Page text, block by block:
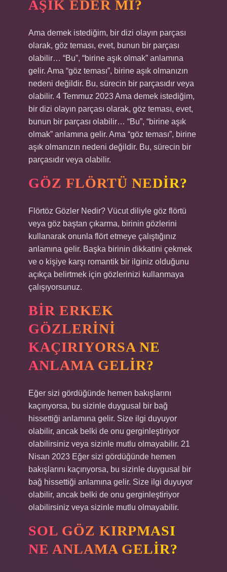
AŞIK EDER MI?
Ama demek istediğim, bir dizi olayın parçası
olarak, göz teması, evet, bunun bir parçası
olabilir… “Bu”, “birine aşık olmak” anlamına
gelir. Ama “göz teması”, birine aşık olmanızın
nedeni değildir. Bu, sürecin bir parçasıdır veya
olabilir. 4 Temmuz 2023 Ama demek istediğim,
bir dizi olayın parçası olarak, göz teması, evet,
bunun bir parçası olabilir… “Bu”, “birine aşık
olmak” anlamına gelir. Ama “göz teması”, birine
aşık olmanızın nedeni değildir. Bu, sürecin bir
parçasıdır veya olabilir.
GÖZ FLÖRTÜ NEDIR?
Flörtöz Gözler Nedir? Vücut diliyle göz flörtü
veya göz baştan çıkarma, birinin gözlerini
kullanarak onunla flört etmeye çalıştığınız
anlamına gelir. Başka birinin dikkatini çekmek
ve o kişiye karşı romantik bir ilginiz olduğunu
açıkça belirtmek için gözlerinizi kullanmaya
çalışıyorsunuz.
BIR ERKEK
GÖZLERINI
KAÇIRIYORSA NE
ANLAMA GELIR?
Eğer sizi gördüğünde hemen bakışlarını
kaçırıyorsa, bu sizinle duygusal bir bağ
hissettiği anlamına gelir. Size ilgi duyuyor
olabilir, ancak belki de onu gerginleştiriyor
olabilirsiniz veya sizinle mutlu olmayabilir. 21
Nisan 2023 Eğer sizi gördüğünde hemen
bakışlarını kaçırıyorsa, bu sizinle duygusal bir
bağ hissettiği anlamına gelir. Size ilgi duyuyor
olabilir, ancak belki de onu gerginleştiriyor
olabilirsiniz veya sizinle mutlu olmayabilir.
SOL GÖZ KIRPMASI
NE ANLAMA GELIR?